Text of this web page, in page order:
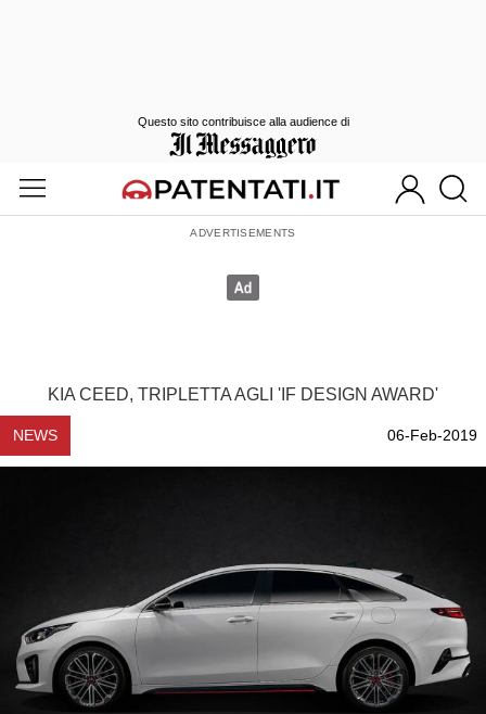
KIA CEED, TRIPLETTA AGLI 'IF DESIGN AWARD'
NEWS 06-Feb-2019
Questo sito contribuisce alla audience di